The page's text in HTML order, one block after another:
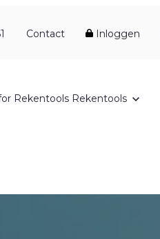
Contact Inloggen
Rekentools Rekentools